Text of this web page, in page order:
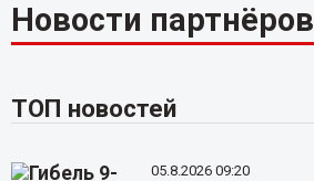
Новости партнёров
ТОП новостей
05.8.2026 09:20